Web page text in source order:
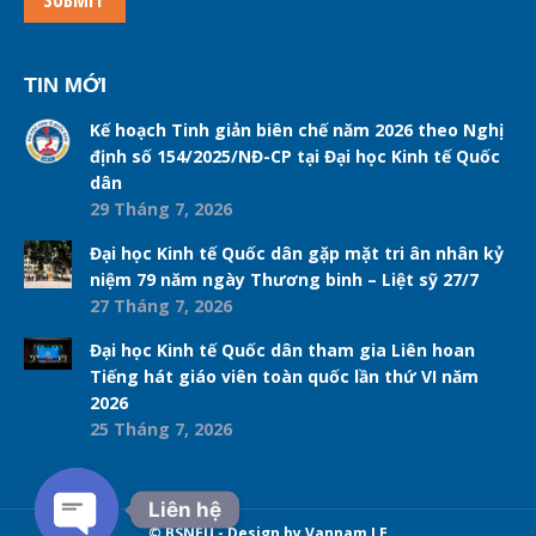
TIN MỚI
Kế hoạch Tinh giản biên chế năm 2026 theo Nghị
định số 154/2025/NĐ-CP tại Đại học Kinh tế Quốc
dân
29 Tháng 7, 2026
Đại học Kinh tế Quốc dân gặp mặt tri ân nhân kỷ
niệm 79 năm ngày Thương binh – Liệt sỹ 27/7
27 Tháng 7, 2026
Đại học Kinh tế Quốc dân tham gia Liên hoan
Tiếng hát giáo viên toàn quốc lần thứ VI năm
2026
25 Tháng 7, 2026
Liên hệ